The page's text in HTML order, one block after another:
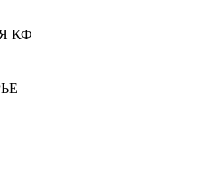
КФ